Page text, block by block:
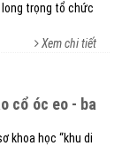
trọng tổ chức
Xem chi tiết
khoa học “khu di